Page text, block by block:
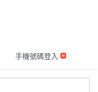
手機號碼登入